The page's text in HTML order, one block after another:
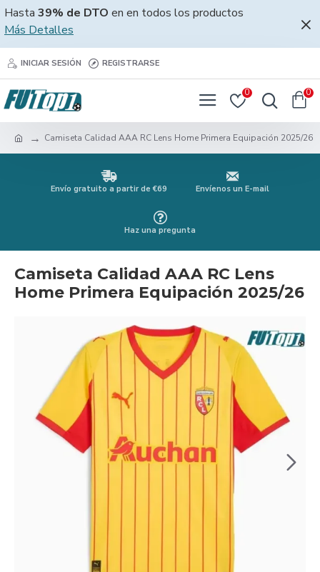
Hasta 39% de DTO en en todos los productos
Más Detalles
INICIAR SESIÓN REGISTRARSE
0 0
Camiseta Calidad AAA RC Lens Home Primera Equipación 2025/26
Envío gratuito a partir de €69 Envíenos un E-mail
Haz una pregunta
Camiseta Calidad AAA RC Lens
Home Primera Equipación 2025/26